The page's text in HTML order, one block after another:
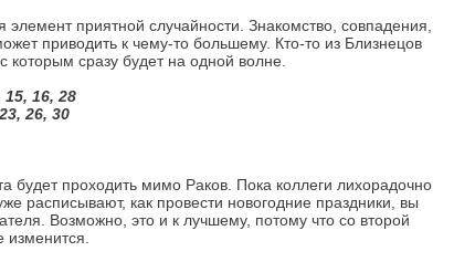
приятной случайности. Знакомство, совпадения,
приводить к чему-то большему. Кто-то из Близнецов
которым сразу будет на одной волне.
16, 28
26, 30
будет проходить мимо Раков. Пока коллеги лихорадочно
расписывают, как провести новогодние праздники, вы
Возможно, это и к лучшему, потому что со второй